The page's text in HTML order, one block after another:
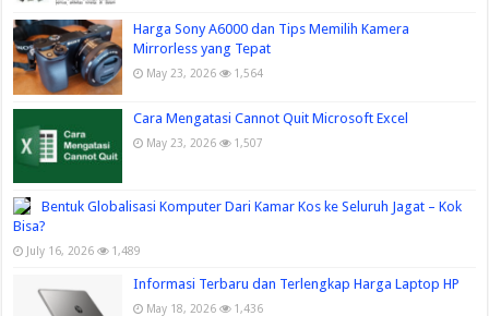
Harga Sony A6000 dan Tips Memilih Kamera
Mirrorless yang Tepat
May 23, 2026 1,564
Cara Mengatasi Cannot Quit Microsoft Excel
May 23, 2026 1,507
Bentuk Globalisasi Komputer Dari Kamar Kos ke Seluruh Jagat – Kok
Bisa?
July 16, 2026 1,489
Informasi Terbaru dan Terlengkap Harga Laptop HP
May 18, 2026 1,436